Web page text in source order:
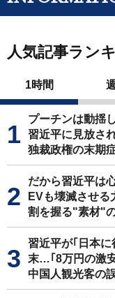
人気記事ラン
1時間
プーチンは動揺
習近平に見放さ
独裁政権の末期
だから習近平は
EVも壊滅させる
割を握る"素材"
習近平が｢日本
末…｢8万円の激
中国人観光客の